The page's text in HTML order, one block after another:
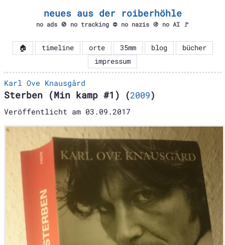
neues aus der roiberhöhle
no ads 🚫 no tracking ⛔ no nazis 🚯 no AI 🚩
🏠 timeline orte 35mm blog
bücher
impressum
Karl Ove Knausgård
Sterben (Min kamp #1) (2009)
Veröffentlicht am 03.09.2017